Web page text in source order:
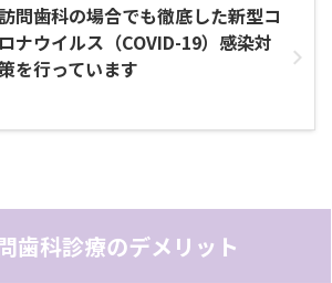
訪問歯科の場合でも徹底した新型コ
ロナウイルス（COVID-19）感染対
を行っています
歯科診療のデメリット